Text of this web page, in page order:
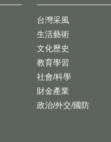
台灣采風
生活藝術
文化歷史
教育學習
社會/科學
財金產業
政治/外交/國防